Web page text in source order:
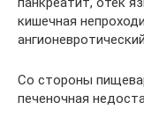
кишечная
Со стороны
печеночная